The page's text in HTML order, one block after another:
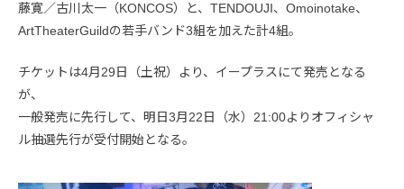
藤寛／古川太一（KONCOS）と、TENDOUJI、Omoinotake、
ArtTheaterGuildの若手バンド3組を加えた計4組。
チケットは4月29日（土祝）より、イープラスにて発売となる
が、
一般発売に先行して、明日3月22日（水）21:00よりオフィシャ
ル抽選先行が受付開始となる。